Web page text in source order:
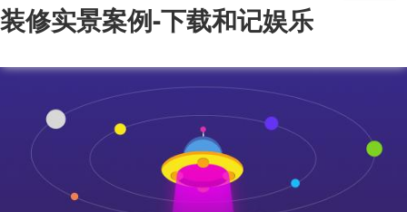
装修实景案例-下载和记娱乐